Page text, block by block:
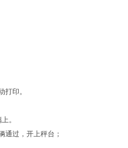
印。
。
通过，开上秤台；